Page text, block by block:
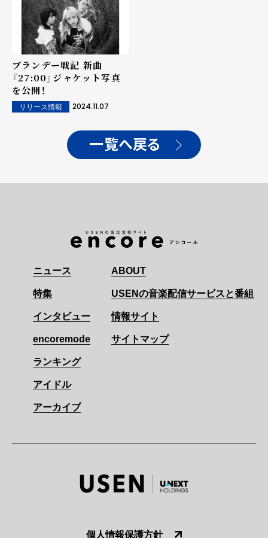
ブランデー戦記 新曲
『27:00』ジャケット写真
を公開！
リリース情報 2024.11.07
一覧へ戻る
ニュース
特集
インタビュー
encoremode
ランキング
アイドル
アーカイブ
ABOUT
USENの音楽配信サービスと番組
情報サイト
サイトマップ
個人情報保護方針